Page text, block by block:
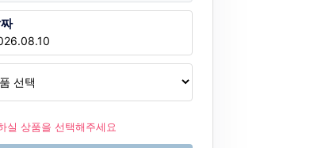
실 상품을 선택해주세요